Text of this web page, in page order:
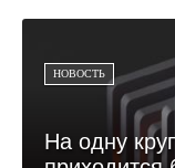
НОВОСТЬ
На одну